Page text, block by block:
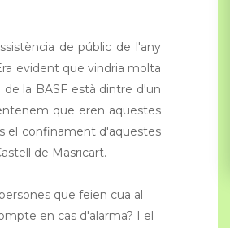
de públic de l'any
evident que vindria molta
la BASF està dintre d'un
que eren aquestes
el confinament d'aquestes
de Masricart.
que feien cua al
en cas d'alarma? I el